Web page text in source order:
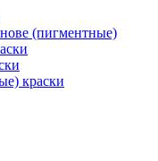
(пигментные)
краски